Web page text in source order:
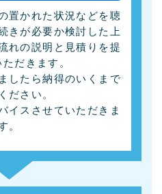
置かれた状況などを聴
きが必要か検討した上
れの説明と見積りを提
だきます。
したら納得のいくまで
ださい。
イスさせていただきま
。